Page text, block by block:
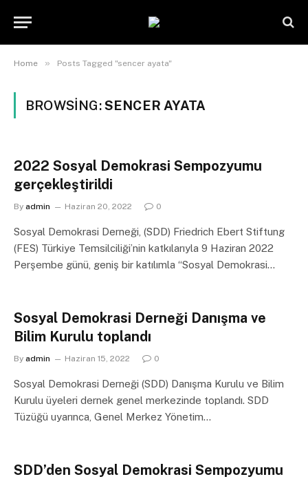
Home » Posts Tagged "sencer ayata"
BROWSING:SENCER AYATA
2022 Sosyal Demokrasi Sempozyumu
gerçekleştirildi
By admin Haziran 20, 2022 0
Sosyal Demokrasi Derneği, (SDD) Friedrich Ebert Stiftung
(FES) Türkiye Temsilciliği’nin katkılarıyla 9 Haziran 2022
Perşembe günü, geniş bir katılımla “Sosyal Demokrasi…
Sosyal Demokrasi Derneği Danışma ve
Bilim Kurulu toplandı
By admin Haziran 15, 2022 0
Sosyal Demokrasi Derneği (SDD) Danışma Kurulu ve Bilim
Kurulu üyeleri dernek genel merkezinde toplandı. SDD
Tüzüğü uyarınca, Genel Merkez Yönetim…
SDD’den Sosyal Demokrasi Sempozyumu